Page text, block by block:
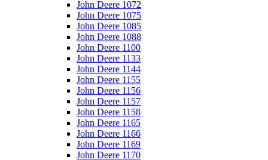
John Deere 1072
John Deere 1075
John Deere 1085
John Deere 1088
John Deere 1100
John Deere 1133
John Deere 1144
John Deere 1155
John Deere 1156
John Deere 1157
John Deere 1158
John Deere 1165
John Deere 1166
John Deere 1169
John Deere 1170